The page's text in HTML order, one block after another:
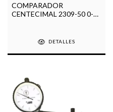
COMPARADOR
CENTECIMAL 2309-50 0-
DETALLES